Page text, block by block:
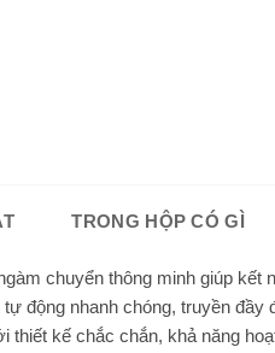
TRONG HỘP CÓ GÌ
chuyển thông minh giúp
động nhanh chóng, truyền
kế chắc chắn, khả năng